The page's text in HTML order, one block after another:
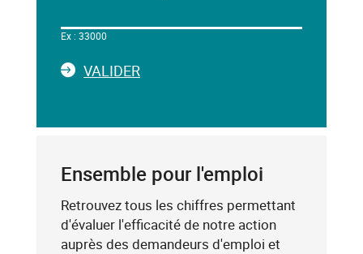
le
ci-
un
clé
(exemple
:
75019),
sélectionnez-
Ex : 33000
VALIDERLA
CODE
Ensemble pour l'emploi
Retrouvez tous les chiffres permettant
d'évaluer l'efficacité de notre action
auprès des demandeurs d'emploi et